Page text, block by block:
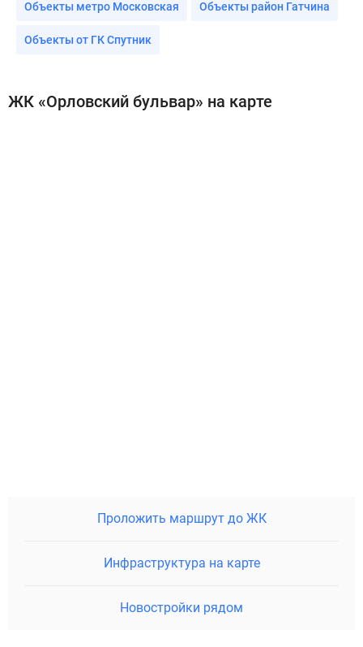
Объекты метро Московская Объекты район Гатчина
Объекты от ГК Спутник
ЖК «Орловский бульвар» на карте
Проложить маршрут до ЖК
Инфраструктура на карте
Новостройки рядом